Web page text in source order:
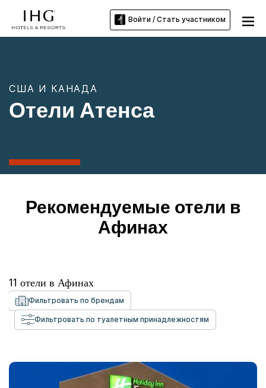
Войти / Стать участником
США И КАНАДА
Отели Атенса
Рекомендуемые отели в
Афинах
11 отели в Афинах
Фильтровать по брендам
Фильтровать по туалетным принадлежностям